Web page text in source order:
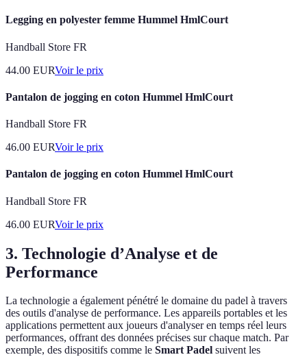
Legging en polyester femme Hummel HmlCourt
Handball Store FR
44.00 EURVoir le prix
Pantalon de jogging en coton Hummel HmlCourt
Handball Store FR
46.00 EURVoir le prix
Pantalon de jogging en coton Hummel HmlCourt
Handball Store FR
46.00 EURVoir le prix
3. Technologie d’Analyse et de
Performance
La technologie a également pénétré le domaine du padel à travers
des outils d'analyse de performance. Les appareils portables et les
applications permettent aux joueurs d'analyser en temps réel leurs
performances, offrant des données précises sur chaque match. Par
exemple, des dispositifs comme le Smart Padel suivent les